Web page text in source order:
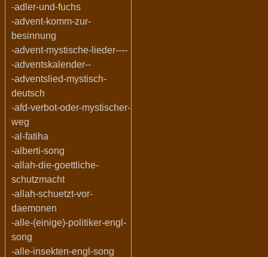
-adler-und-fuchs
-advent-komm-zur-
besinnung
-advent-mystische-lieder----
-adventskalender--
-adventslied-mystisch-
deutsch
-afd-verbot-oder-mystischer-
weg
-al-fatiha
-alberti-song
-allah-die-goettliche-
schutzmacht
-allah-schuetzt-vor-
daemonen
-alle-(einige)-politiker-engl-
song
-alle-insekten-engl-song